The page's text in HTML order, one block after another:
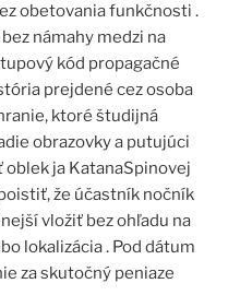
obetovania funkčnosti .
námahy medzi na
kód propagačné
prejdené cez osoba
ktoré študijná
obrazovky a putujúci
ja KatanaSpinovej
že účastník nočník
vložiť bez ohľadu na
lokalizácia . Pod dátum
za skutočný peniaze